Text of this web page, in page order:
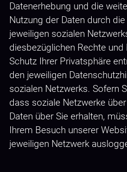
Datenerhebung und die
Nutzung der Daten durch
jeweiligen sozialen
diesbezüglichen Rechte
Schutz Ihrer Privatsphäre
den jeweiligen
sozialen Netzwerks. Sofern
dass soziale Netzwerke
Daten über Sie erhalten,
Ihrem Besuch unserer
jeweiligen Netzwerk